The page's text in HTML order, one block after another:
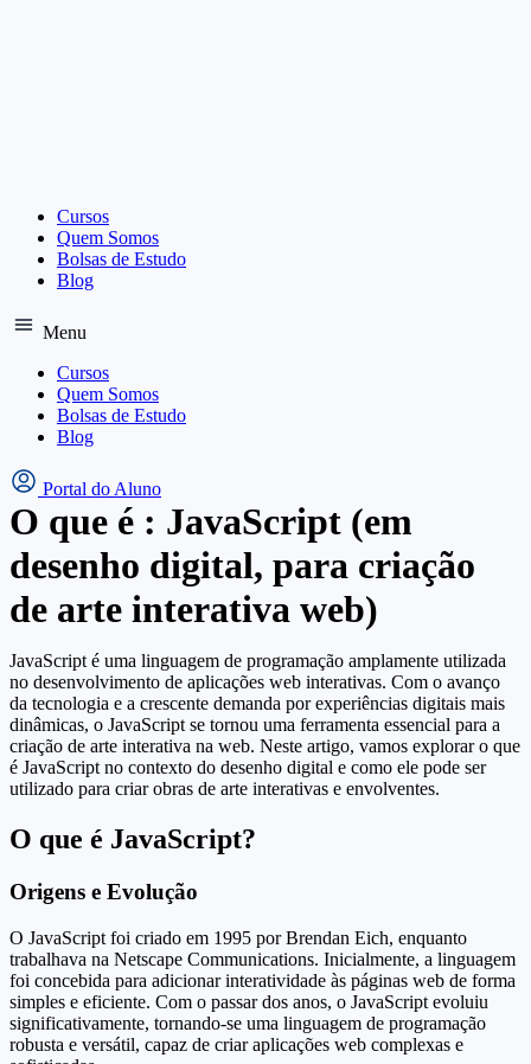
Cursos
Quem Somos
Bolsas de Estudo
Blog
Menu
Cursos
Quem Somos
Bolsas de Estudo
Blog
Portal do Aluno
O que é : JavaScript (em
desenho digital, para criação
de arte interativa web)
JavaScript é uma linguagem de programação amplamente utilizada
no desenvolvimento de aplicações web interativas. Com o avanço
da tecnologia e a crescente demanda por experiências digitais mais
dinâmicas, o JavaScript se tornou uma ferramenta essencial para a
criação de arte interativa na web. Neste artigo, vamos explorar o que
é JavaScript no contexto do desenho digital e como ele pode ser
utilizado para criar obras de arte interativas e envolventes.
O que é JavaScript?
Origens e Evolução
O JavaScript foi criado em 1995 por Brendan Eich, enquanto
trabalhava na Netscape Communications. Inicialmente, a linguagem
foi concebida para adicionar interatividade às páginas web de forma
simples e eficiente. Com o passar dos anos, o JavaScript evoluiu
significativamente, tornando-se uma linguagem de programação
robusta e versátil, capaz de criar aplicações web complexas e